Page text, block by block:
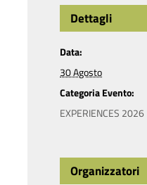
Dettagli
Data:
30 Agosto
Categoria Evento:
EXPERIENCES 2026
Organizzatori